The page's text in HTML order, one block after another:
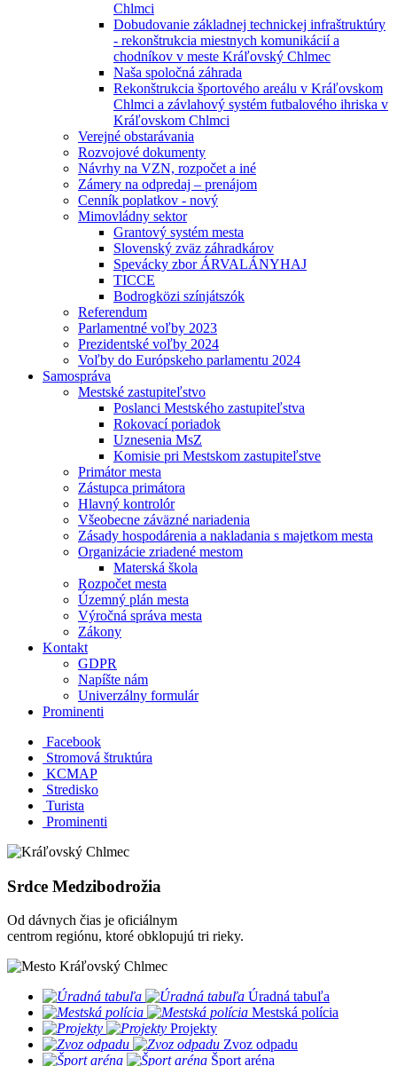
Chlmci
Dobudovanie základnej technickej infraštruktúry
- rekonštrukcia miestnych komunikácií a
chodníkov v meste Kráľovský Chlmec
Naša spoločná záhrada
Rekonštrukcia športového areálu v Kráľovskom
Chlmci a závlahový systém futbalového ihriska v
Kráľovskom Chlmci
Verejné obstarávania
Rozvojové dokumenty
Návrhy na VZN, rozpočet a iné
Zámery na odpredaj – prenájom
Cenník poplatkov - nový
Mimovládny sektor
Grantový systém mesta
Slovenský zväz záhradkárov
Spevácky zbor ÁRVALÁNYHAJ
TICCE
Bodrogközi színjátszók
Referendum
Parlamentné voľby 2023
Prezidentské voľby 2024
Voľby do Európskeho parlamentu 2024
Samospráva
Mestské zastupiteľstvo
Poslanci Mestského zastupiteľstva
Rokovací poriadok
Uznesenia MsZ
Komisie pri Mestskom zastupiteľstve
Primátor mesta
Zástupca primátora
Hlavný kontrolór
Všeobecne záväzné nariadenia
Zásady hospodárenia a nakladania s majetkom mesta
Organizácie zriadené mestom
Materská škola
Rozpočet mesta
Územný plán mesta
Výročná správa mesta
Zákony
Kontakt
GDPR
Napíšte nám
Univerzálny formulár
Prominenti
Facebook
Stromová štruktúra
KCMAP
Stredisko
Turista
Prominenti
Srdce Medzibodrožia
Od dávnych čias je oficiálnym
centrom regiónu, ktoré obklopujú tri rieky.
Úradná tabuľa
Mestská polícia
Projekty
Zvoz odpadu
Šport aréna